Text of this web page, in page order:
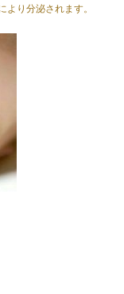
より分泌されます。